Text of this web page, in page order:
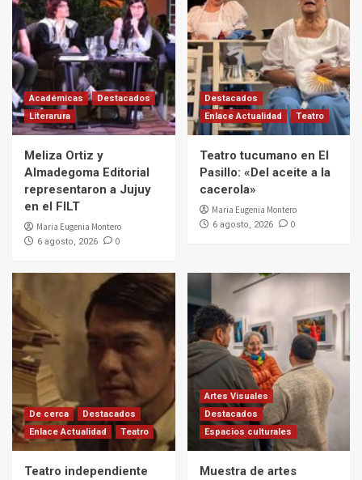
Académicas
Destacados
Literarura
Meliza Ortiz y
Almadegoma Editorial
representaron a Jujuy
en el FILT
Maria Eugenia Montero
6 agosto, 2026 0
Destacados
Enlace Actualidad
Teatro
Teatro tucumano en El
Pasillo: «Del aceite a la
cacerola»
Maria Eugenia Montero
6 agosto, 2026 0
De cerca
Destacados
Enlace Actualidad
Teatro
Teatro independiente
Artes Visuales
Destacados
Espacios culturales
Muestra de artes